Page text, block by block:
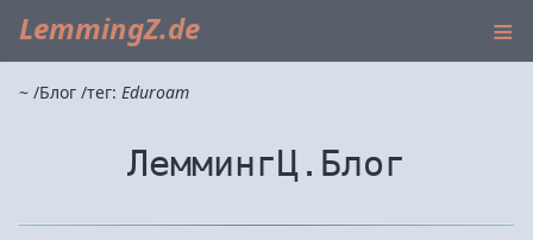
LemmingZ.de ≡
~ Блог тег: Eduroam
ЛеммингЦ.Блог